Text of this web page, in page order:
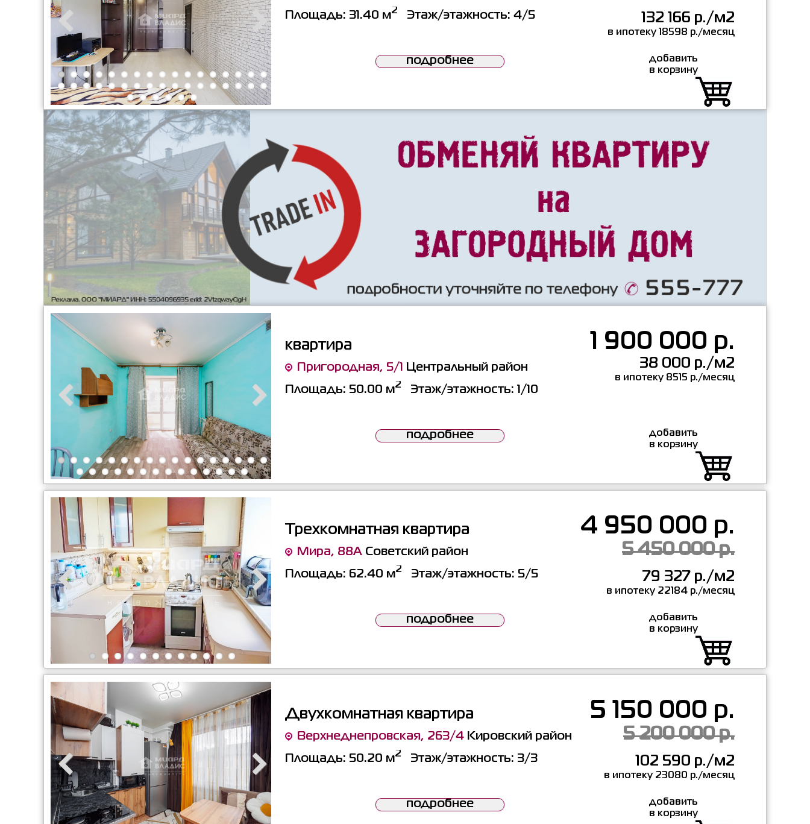
132 166 р./м2
в ипотеку 18598 р./месяц
Площадь: 31.40 м2 Этаж/этажность: 4/5
подробнее
добавить
в корзину
1 900 000 р.
38 000 р./м2
в ипотеку 8515 р./месяц
квартира
Пригородная, 5/1 Центральный район
Площадь: 50.00 м2 Этаж/этажность: 1/10
подробнее
добавить
в корзину
4 950 000 р.
5 450 000 р.
79 327 р./м2
в ипотеку 22184 р./месяц
Трехкомнатная квартира
Мира, 88А Советский район
Площадь: 62.40 м2 Этаж/этажность: 5/5
подробнее
добавить
в корзину
5 150 000 р.
5 200 000 р.
102 590 р./м2
в ипотеку 23080 р./месяц
Двухкомнатная квартира
Верхнеднепровская, 263/4 Кировский район
Площадь: 50.20 м2 Этаж/этажность: 3/3
подробнее
добавить
в корзину